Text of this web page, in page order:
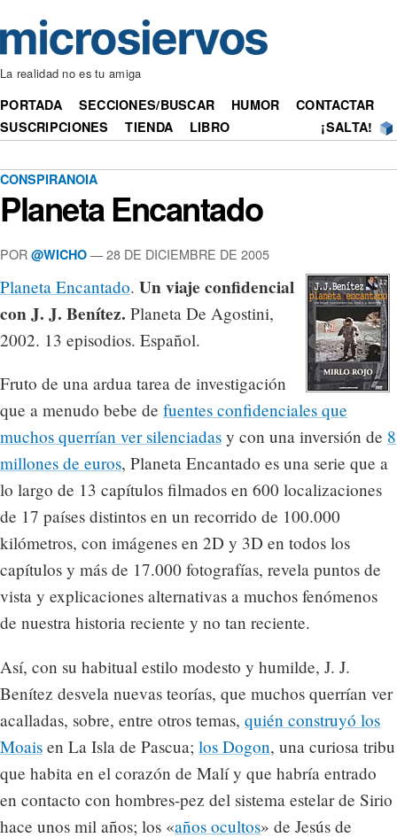
La realidad no es tu amiga
PORTADA SECCIONES/BUSCAR HUMOR
CONTACTAR
SUSCRIPCIONES
TIENDA LIBRO ¡SALTA!
CONSPIRANOIA
Planeta Encantado
POR @WICHO — 28 DE DICIEMBRE DE 2005
Planeta Encantado. Un viaje confidencial
con J. J. Benítez. Planeta De Agostini,
2002. 13 episodios. Español.
Fruto de una ardua tarea de investigación
que a menudo bebe de fuentes confidenciales que
muchos querrían ver silenciadas y con una inversión de 8
millones de euros, Planeta Encantado es una serie que a
lo largo de 13 capítulos filmados en 600 localizaciones
de 17 países distintos en un recorrido de 100.000
kilómetros, con imágenes en 2D y 3D en todos los
capítulos y más de 17.000 fotografías, revela puntos de
vista y explicaciones alternativas a muchos fenómenos
de nuestra historia reciente y no tan reciente.
Así, con su habitual estilo modesto y humilde, J. J.
Benítez desvela nuevas teorías, que muchos querrían ver
acalladas, sobre, entre otros temas, quién construyó los
Moais en La Isla de Pascua; los Dogon, una curiosa tribu
que habita en el corazón de Malí y que habría entrado
en contacto con hombres-pez del sistema estelar de Sirio
hace unos mil años; los «años ocultos» de Jesús de